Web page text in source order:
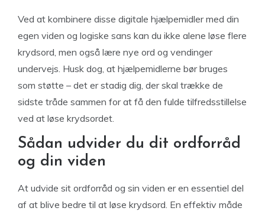
Ved at kombinere disse digitale hjælpemidler med din
egen viden og logiske sans kan du ikke alene løse flere
krydsord, men også lære nye ord og vendinger
undervejs. Husk dog, at hjælpemidlerne bør bruges
som støtte – det er stadig dig, der skal trække de
sidste tråde sammen for at få den fulde tilfredsstillelse
ved at løse krydsordet.
Sådan udvider du dit ordforråd
og din viden
At udvide sit ordforråd og sin viden er en essentiel del
af at blive bedre til at løse krydsord. En effektiv måde